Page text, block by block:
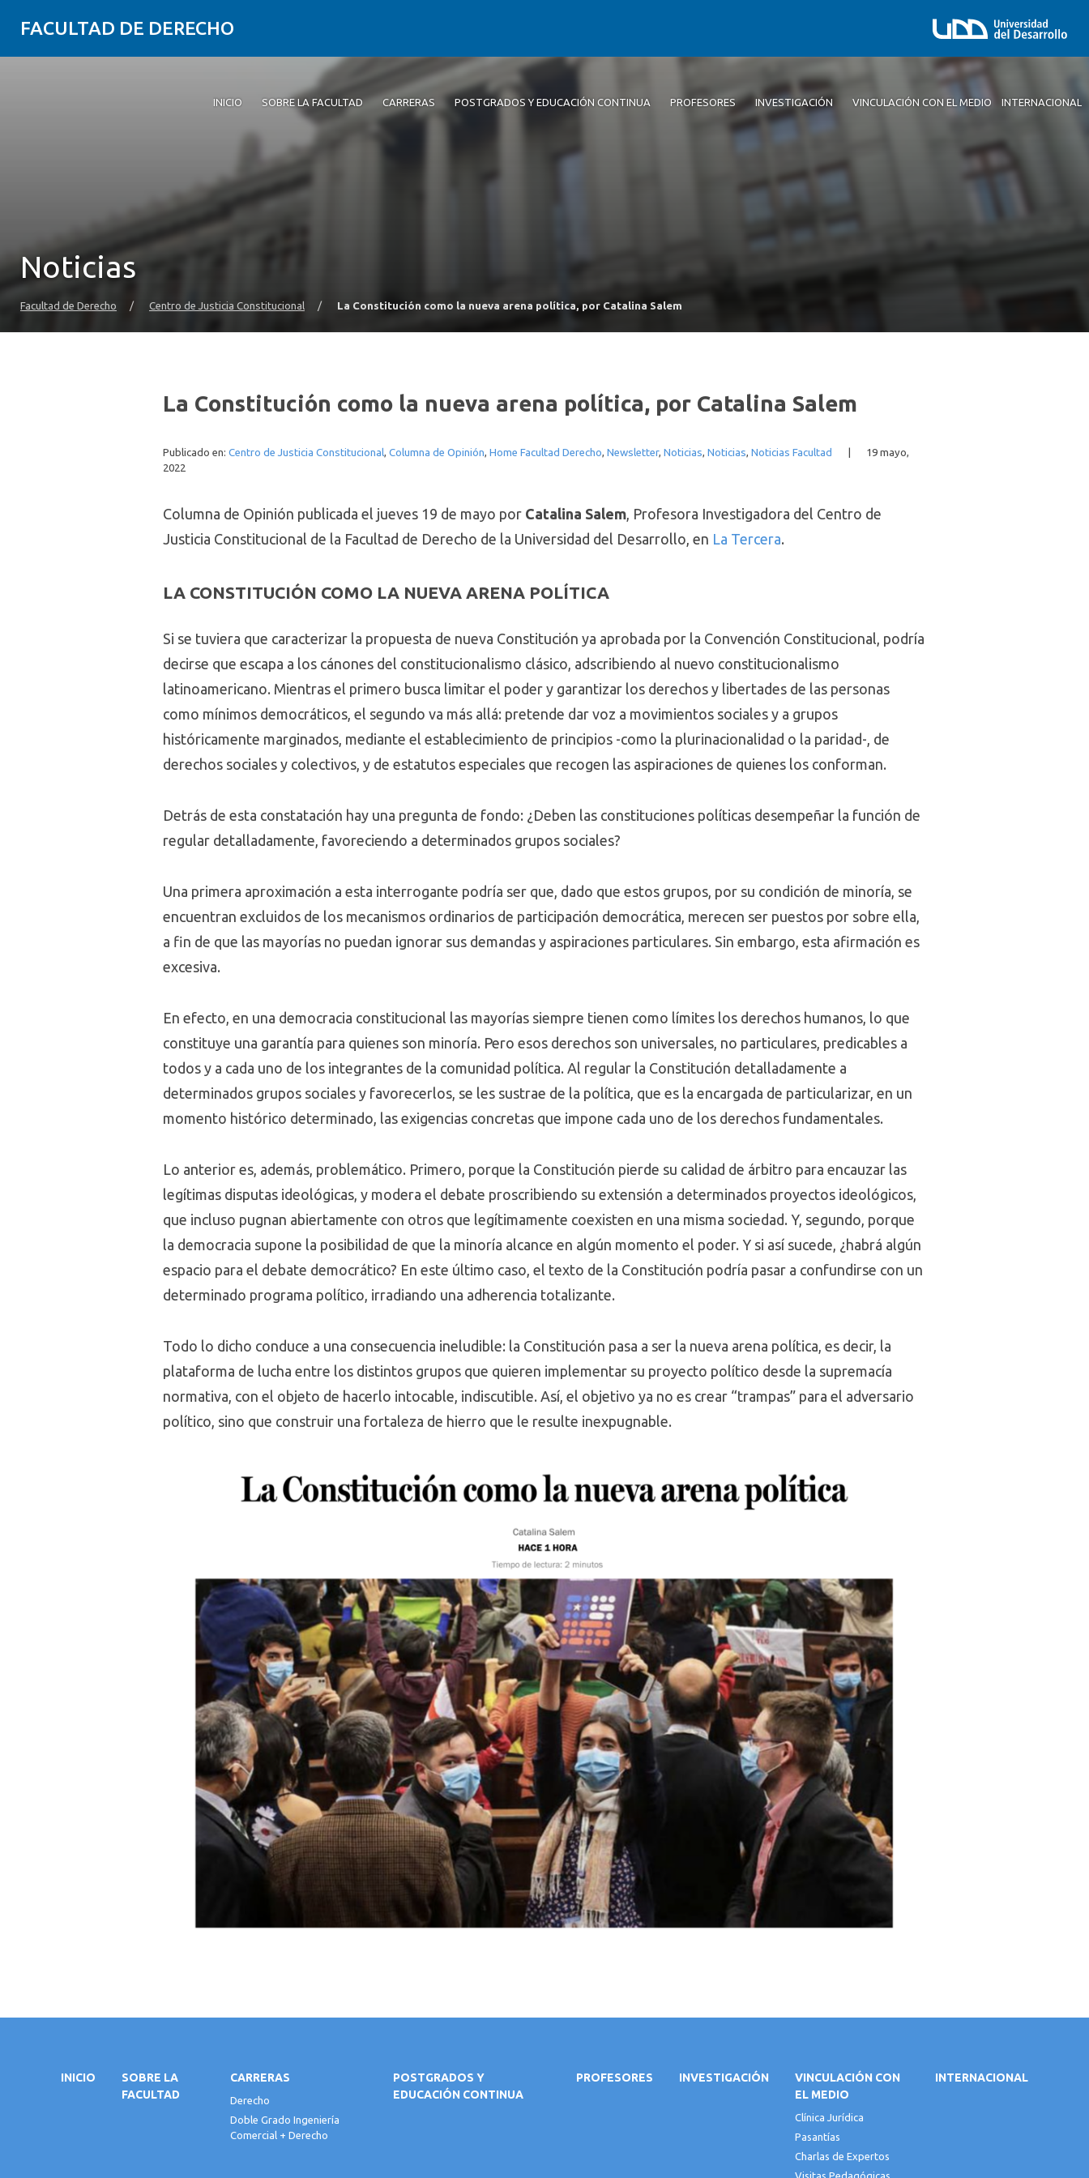
FACULTAD DE DERECHO
INICIO SOBRE LA FACULTAD CARRERAS POSTGRADOS Y EDUCACIÓN CONTINUA PROFESORES INVESTIGACIÓN VINCULACIÓN CON EL MEDIO INTERNACIONAL
Noticias
Facultad de Derecho / Centro de Justicia Constitucional / La Constitución como la nueva arena política, por Catalina Salem
La Constitución como la nueva arena política, por Catalina Salem
Publicado en: Centro de Justicia Constitucional, Columna de Opinión, Home Facultad Derecho, Newsletter, Noticias, Noticias, Noticias Facultad
19 mayo,
2022
Columna de Opinión publicada el jueves 19 de mayo por Catalina Salem, Profesora Investigadora del Centro de
Justicia Constitucional de la Facultad de Derecho de la Universidad del Desarrollo, en La Tercera.
LA CONSTITUCIÓN COMO LA NUEVA ARENA POLÍTICA
Si se tuviera que caracterizar la propuesta de nueva Constitución ya aprobada por la Convención Constitucional, podría
decirse que escapa a los cánones del constitucionalismo clásico, adscribiendo al nuevo constitucionalismo
latinoamericano. Mientras el primero busca limitar el poder y garantizar los derechos y libertades de las personas
como mínimos democráticos, el segundo va más allá: pretende dar voz a movimientos sociales y a grupos
históricamente marginados, mediante el establecimiento de principios -como la plurinacionalidad o la paridad-, de
derechos sociales y colectivos, y de estatutos especiales que recogen las aspiraciones de quienes los conforman.
Detrás de esta constatación hay una pregunta de fondo: ¿Deben las constituciones políticas desempeñar la función de
regular detalladamente, favoreciendo a determinados grupos sociales?
Una primera aproximación a esta interrogante podría ser que, dado que estos grupos, por su condición de minoría, se
encuentran excluidos de los mecanismos ordinarios de participación democrática, merecen ser puestos por sobre ella,
a fin de que las mayorías no puedan ignorar sus demandas y aspiraciones particulares. Sin embargo, esta afirmación es
excesiva.
En efecto, en una democracia constitucional las mayorías siempre tienen como límites los derechos humanos, lo que
constituye una garantía para quienes son minoría. Pero esos derechos son universales, no particulares, predicables a
todos y a cada uno de los integrantes de la comunidad política. Al regular la Constitución detalladamente a
determinados grupos sociales y favorecerlos, se les sustrae de la política, que es la encargada de particularizar, en un
momento histórico determinado, las exigencias concretas que impone cada uno de los derechos fundamentales.
Lo anterior es, además, problemático. Primero, porque la Constitución pierde su calidad de árbitro para encauzar las
legítimas disputas ideológicas, y modera el debate proscribiendo su extensión a determinados proyectos ideológicos,
que incluso pugnan abiertamente con otros que legítimamente coexisten en una misma sociedad. Y, segundo, porque
la democracia supone la posibilidad de que la minoría alcance en algún momento el poder. Y si así sucede, ¿habrá algún
espacio para el debate democrático? En este último caso, el texto de la Constitución podría pasar a confundirse con un
determinado programa político, irradiando una adherencia totalizante.
Todo lo dicho conduce a una consecuencia ineludible: la Constitución pasa a ser la nueva arena política, es decir, la
plataforma de lucha entre los distintos grupos que quieren implementar su proyecto político desde la supremacía
normativa, con el objeto de hacerlo intocable, indiscutible. Así, el objetivo ya no es crear “trampas” para el adversario
político, sino que construir una fortaleza de hierro que le resulte inexpugnable.
INICIO
SOBRE LA
FACULTAD
CARRERAS
Derecho
Doble Grado Ingeniería
Comercial + Derecho
POSTGRADOS Y
EDUCACIÓN CONTINUA
PROFESORES INVESTIGACIÓN
VINCULACIÓN CON
EL MEDIO
Clínica Jurídica
Pasantías
Charlas de Expertos
INTERNACIONAL